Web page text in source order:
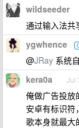
wildseeder
通过输入法共
ygwhence
@JRay 系统
kera0a Jul
俺做广告投放
安卓有标识
歌本身就最大